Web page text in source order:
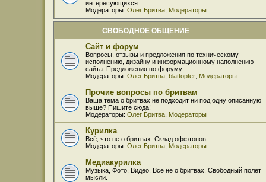
интересующихся.
Модераторы: Олег Бритва Модераторы
СВОБОДНОЕ ОБЩЕНИЕ
Сайт и форум
Вопросы, отзывы и предложения по техническому
исполнению, дизайну и информационному наполнению
сайта. Предложения по форуму.
Модераторы: Олег Бритва blattopter Модераторы
Прочие вопросы по бритвам
Ваша тема о бритвах не подходит ни под одну описанную
выше? Пишите сюда!
Модераторы: Олег Бритва Модераторы
Курилка
Всё, что не о бритвах. Склад оффтопов.
Модераторы: Олег Бритва Модераторы
Медиакурилка
Музыка, Фото, Видео. Всё не о бритвах. Свободный полёт
мысли.